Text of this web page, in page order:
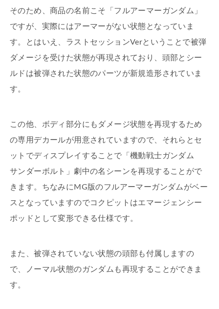
そのため、商品の名前こそ「フルアーマーガンダム」
ですが、実際にはアーマーがない状態となっていま
す。とはいえ、ラストセッションVerということで被弾
ダメージを受けた状態が再現されており、頭部とシー
ルドは被弾された状態のパーツが新規造形されていま
す。
この他、ボディ部分にもダメージ状態を再現するため
の専用デカールが用意されていますので、それらとセ
ットでディスプレイすることで「機動戦士ガンダム
サンダーボルト」劇中の名シーンを再現することがで
きます。ちなみにMG版のフルアーマーガンダムがベー
スとなっていますのでコクピットはエマージェンシー
ポッドとして変形できる仕様です。
また、被弾されていない状態の頭部も付属しますの
で、ノーマル状態のガンダムも再現することができま
す。